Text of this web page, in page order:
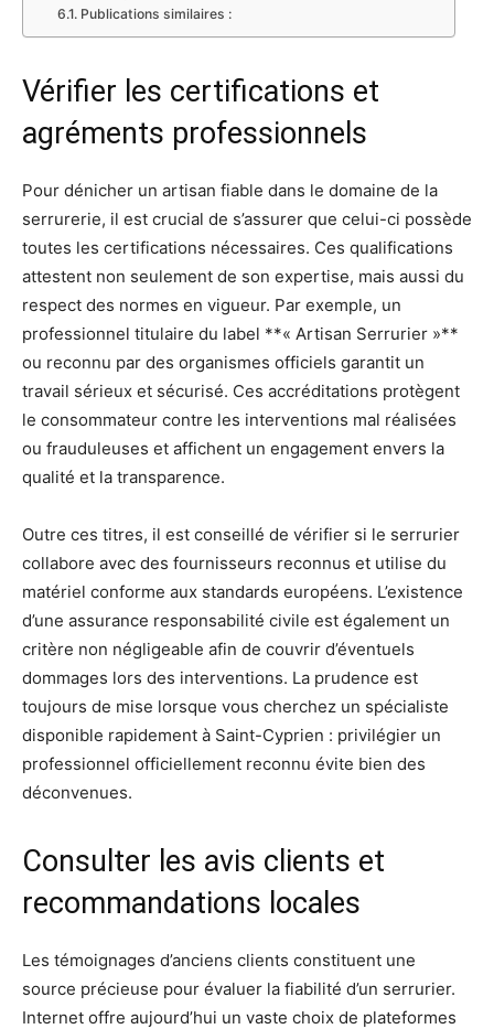
Publications similaires :
Vérifier les certifications et
agréments professionnels
Pour dénicher un artisan fiable dans le domaine de la
serrurerie, il est crucial de s’assurer que celui-ci possède
toutes les certifications nécessaires. Ces qualifications
attestent non seulement de son expertise, mais aussi du
respect des normes en vigueur. Par exemple, un
professionnel titulaire du label **« Artisan Serrurier »**
ou reconnu par des organismes officiels garantit un
travail sérieux et sécurisé. Ces accréditations protègent
le consommateur contre les interventions mal réalisées
ou frauduleuses et affichent un engagement envers la
qualité et la transparence.
Outre ces titres, il est conseillé de vérifier si le serrurier
collabore avec des fournisseurs reconnus et utilise du
matériel conforme aux standards européens. L’existence
d’une assurance responsabilité civile est également un
critère non négligeable afin de couvrir d’éventuels
dommages lors des interventions. La prudence est
toujours de mise lorsque vous cherchez un spécialiste
disponible rapidement à Saint-Cyprien : privilégier un
professionnel officiellement reconnu évite bien des
déconvenues.
Consulter les avis clients et
recommandations locales
Les témoignages d’anciens clients constituent une
source précieuse pour évaluer la fiabilité d’un serrurier.
Internet offre aujourd’hui un vaste choix de plateformes